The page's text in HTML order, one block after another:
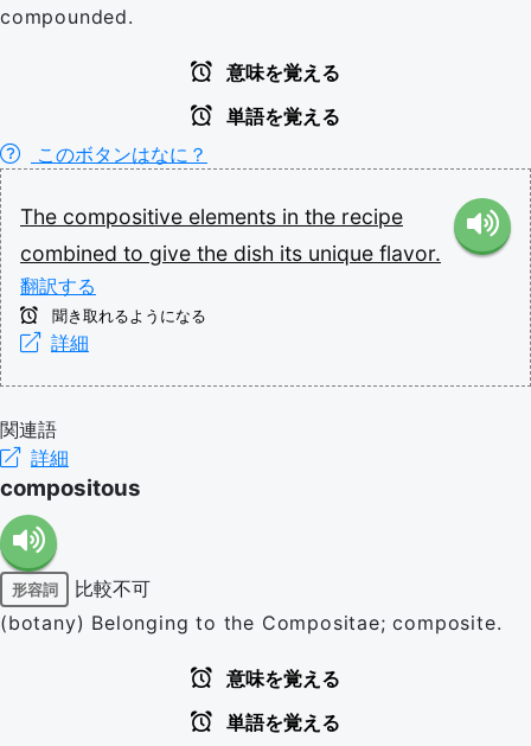
compounded.
意味を覚える
単語を覚える
このボタンはなに？
The compositive elements in the recipe
combined to give the dish its unique flavor.
翻訳する
聞き取れるようになる
詳細
関連語
詳細
compositous
形容詞
比較不可
(botany) Belonging to the Compositae; composite.
意味を覚える
単語を覚える